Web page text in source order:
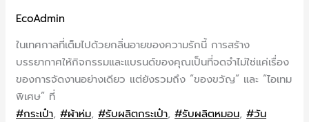
EcoAdmin
ในเทศกาลที่เต็มไปด้วยกลิ่นอายของความรักนี้ การสร้าง
บรรยากาศให้กิจกรรมและแบรนด์ของคุณเป็นที่จดจำไม่ใช่แค่เรื่อง
ของการจัดงานอย่างเดียว แต่ยังรวมถึง “ของขวัญ” และ “ไอเทม
พิเศษ” ที่
#กระเป๋า,#ผ้าห่ม,#รับผลิตกระเป๋า,#รับผลิตหมอน,#วัน